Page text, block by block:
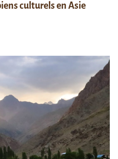
culturels en Asie